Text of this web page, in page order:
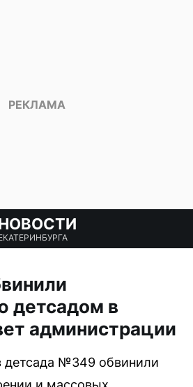
детсадом в
администрации
детсада №349 обвинили